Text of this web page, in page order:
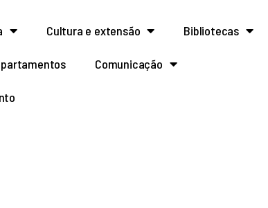
Cultura e extensão Bibliotecas
Comunicação